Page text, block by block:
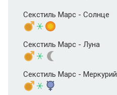
Секстиль Марс - Солнце
Секстиль Марс - Луна
Секстиль Марс - Меркурий